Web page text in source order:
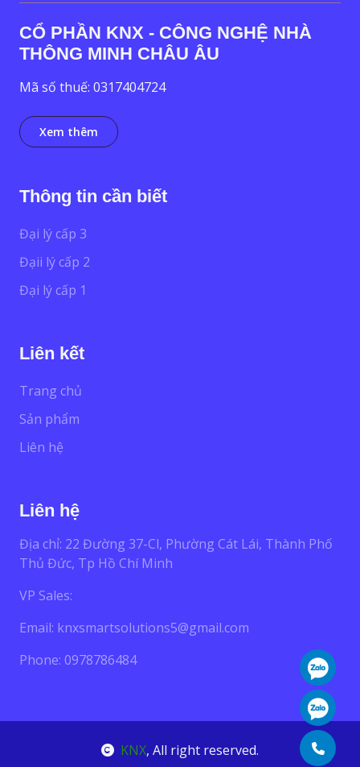
CỔ PHẦN KNX - CÔNG NGHỆ NHÀ
THÔNG MINH CHÂU ÂU
Mã số thuế: 0317404724
Xem thêm
Thông tin cần biết
Đại lý cấp 3
Đạii lý cấp 2
Đại lý cấp 1
Liên kết
Trang chủ
Sản phẩm
Liên hệ
Liên hệ
Địa chỉ: 22 Đường 37-Cl, Phường Cát Lái, Thành Phố
Thủ Đức, Tp Hồ Chí Minh
VP Sales:
Email: knxsmartsolutions5@gmail.com
Phone: 0978786484
KNX, All right reserved.